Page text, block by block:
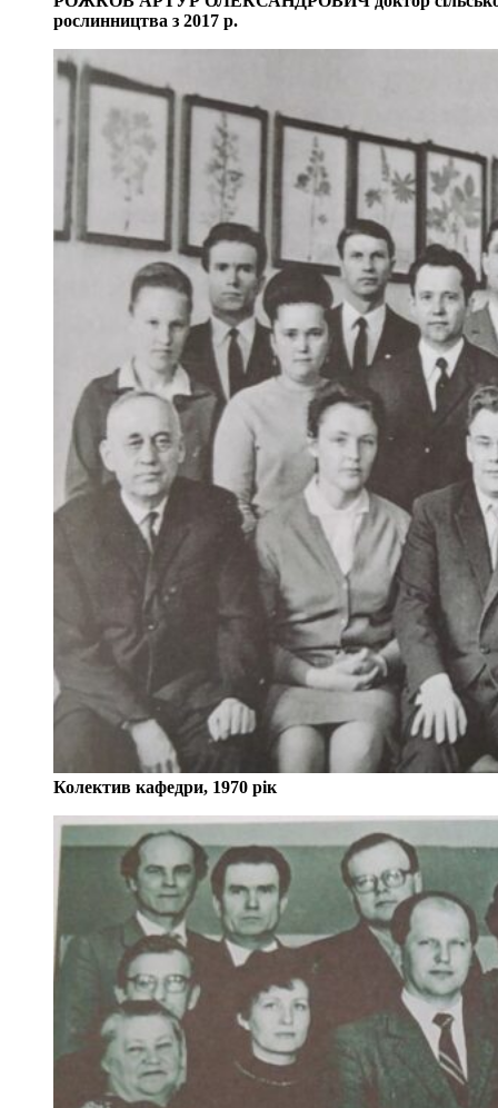
рослинництва з 2017 р.
Колектив кафедри, 1970 рік